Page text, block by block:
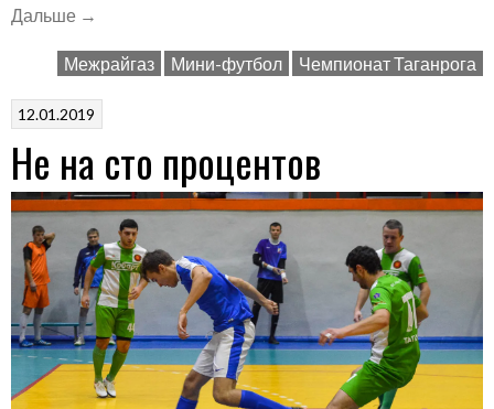
Дальше «Лучше
→
Межрайгаз Мини-футбол Чемпионат Таганрога
12.01.2019
Не на сто процентов